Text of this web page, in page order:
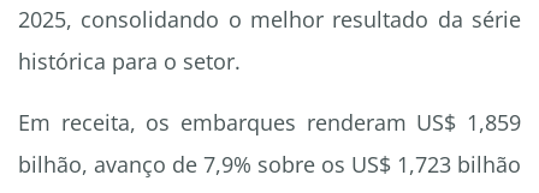
2025, consolidando o melhor resultado da série
histórica para o setor.
Em receita, os embarques renderam US$ 1,859
bilhão, avanço de 7,9% sobre os US$ 1,723 bilhão